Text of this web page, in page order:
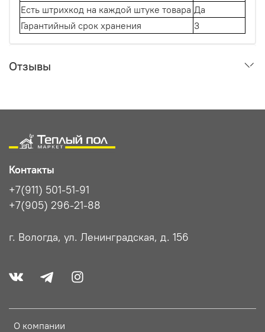
Есть штрихкод на каждой штуке товара Да
Гарантийный срок хранения
3
Отзывы
О компании
Контакты
+7(911) 501-51-91
+7(905) 296-21-88
г. Вологда, ул. Ленинградская, д. 156